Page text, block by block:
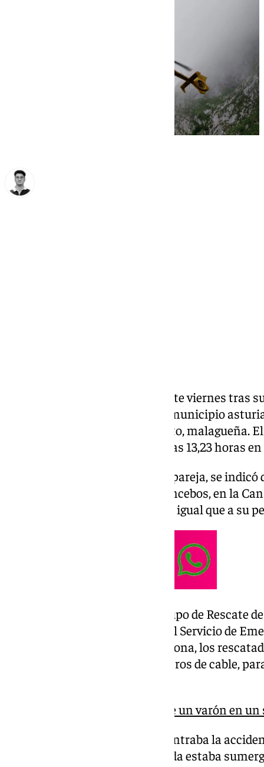
Una mujer ha perdido la vida este viernes tras
montaña Canal del Texu, en el municipio
andaluza de 44 años, en concreto, malagueña.
Emergencias recibió el aviso a las 13,23 horas
En la llamada, realizada por su pareja, se
Bulnes, bajando de Bulnes a Poncebos, en la
relataba, se había caído al río, al igual que a su
De inmediato se movilizó al Grupo de Rescate
del helicóptero medicalizado del Servicio de
Asturias (SEPA). Una vez en la zona, los
en el que se desplegaron 60 metros de cable,
Hallan sin vida el cuerpo de un varón en
Tras llegar hasta donde se encontraba la
horas, que la persona precipitada estaba